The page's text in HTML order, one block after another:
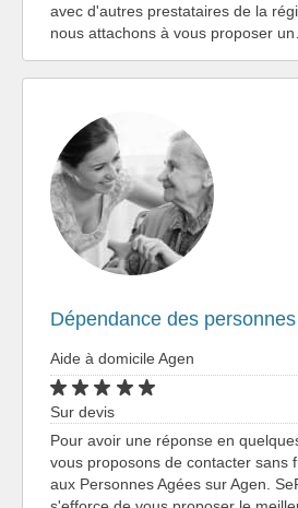
avec d'autres prestataires de la
nous attachons à vous proposer
Dépendance des
Aide à domicile Agen
Sur devis
Pour avoir une réponse en
vous proposons de contacter sans
aux Personnes Agées sur Agen.